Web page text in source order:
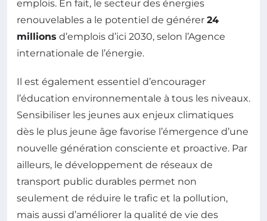
emplois. En fait, le secteur des énergies
renouvelables a le potentiel de générer 24
millions d’emplois d’ici 2030, selon l’Agence
internationale de l’énergie.
Il est également essentiel d’encourager
l’éducation environnementale à tous les niveaux.
Sensibiliser les jeunes aux enjeux climatiques
dès le plus jeune âge favorise l’émergence d’une
nouvelle génération consciente et proactive. Par
ailleurs, le développement de réseaux de
transport public durables permet non
seulement de réduire le trafic et la pollution,
mais aussi d’améliorer la qualité de vie des